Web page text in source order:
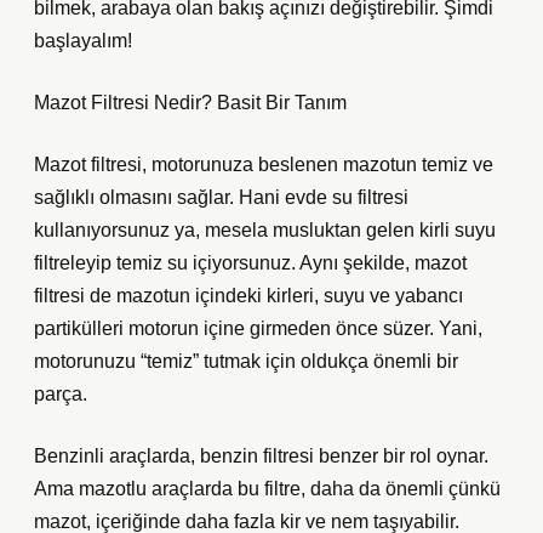
bilmek, arabaya olan bakış açınızı değiştirebilir. Şimdi
başlayalım!
Mazot Filtresi Nedir? Basit Bir Tanım
Mazot filtresi, motorunuza beslenen mazotun temiz ve
sağlıklı olmasını sağlar. Hani evde su filtresi
kullanıyorsunuz ya, mesela musluktan gelen kirli suyu
filtreleyip temiz su içiyorsunuz. Aynı şekilde, mazot
filtresi de mazotun içindeki kirleri, suyu ve yabancı
partikülleri motorun içine girmeden önce süzer. Yani,
motorunuzu “temiz” tutmak için oldukça önemli bir
parça.
Benzinli araçlarda, benzin filtresi benzer bir rol oynar.
Ama mazotlu araçlarda bu filtre, daha da önemli çünkü
mazot, içeriğinde daha fazla kir ve nem taşıyabilir.